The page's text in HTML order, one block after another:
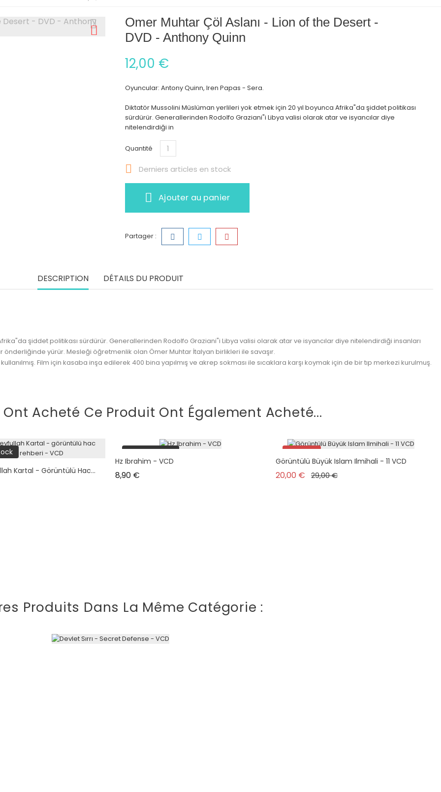
Omer Muhtar Çöl Aslanı - Lion of the Desert -
DVD - Anthony Quinn
12,00 €
Oyuncular: Antony Quinn, Iren Papas - Sera.
Diktatör Mussolini Müslüman yerlileri yok etmek için 20 yıl boyunca Afrika"da şiddet politikası
sürdürür. Generallerinden Rodolfo Graziani"i Libya valisi olarak atar ve isyancılar diye
nitelendirdiği in
Quantité
 Derniers articles en stock
Ajouter au panier
Partager :
DESCRIPTION DÉTAILS DU PRODUIT
şiddet politikası sürdürür. Generallerinden Rodolfo Graziani"i Libya valisi olarak atar ve isyancılar diye nitelendirdiği insanları
önderliğinde yürür. Mesleği öğretmenlik olan Ömer Muhtar İtalyan birlikleri ile savaşır.
Film için kasaba inşa edilerek 400 bina yapılmış ve akrep sokması ile sıcaklara karşı koymak için de bir tıp merkezi kurulmuş.
Acheté Ce Produit Ont Également Acheté...
Kartal - Görüntülü Hac...
plus en stock
Hz Ibrahim - VCD
8,90 €
Promo !
Görüntülü Büyük Islam Ilmihali - 11 VCD
20,00 € Prix de base
29,00 €Prix
Produits Dans La Même Catégorie :